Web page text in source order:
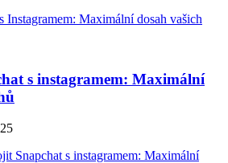
s instagramem: Maximální
Snapchat s instagramem: Maximální